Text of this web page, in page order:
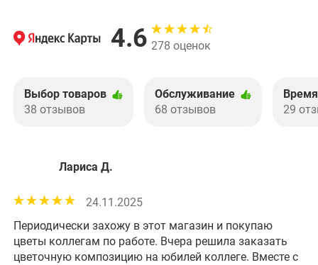
4.6 278 оценок
Выбор товаров
38 отзывов
Обслуживание
68 отзывов
29
Лариса Д.
24.11.2025
Периодически захожу в этот магазин и покупаю
цветы коллегам по работе. Вчера решила заказать
цветочную композицию на юбилей коллеге. Вместе с